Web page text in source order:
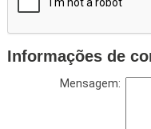
Informações de
Mensagem: